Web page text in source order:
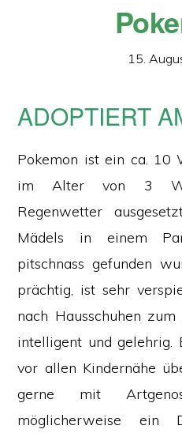
15.
ADOPTIERT
Pokemon ist ein ca. 10
im Alter von 3
Regenwetter
Mädels in einem
pitschnass gefunden
prächtig, ist sehr
nach Hausschuhen zum
intelligent und gelehrig.
vor allen Kindernähe
gerne mit
möglicherweise ein